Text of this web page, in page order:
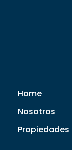
Home
Nosotros
Propiedades